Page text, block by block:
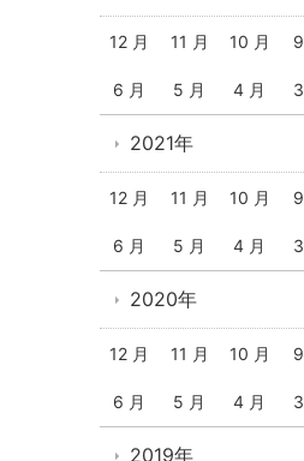
12 月 11 月 10 月
6 月 5 月 4 月
2021年
12 月 11 月 10 月
6 月 5 月 4 月
2020年
12 月 11 月 10 月
6 月 5 月 4 月
2019年